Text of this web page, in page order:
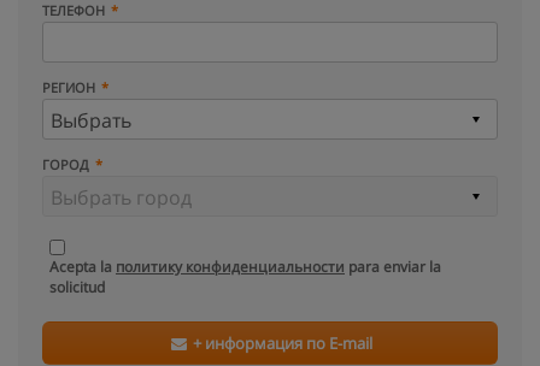
ТЕЛЕФОН
РЕГИОН
ГОРОД
Acepta la политику конфиденциальности para enviar la
solicitud
+ информация по E-mail